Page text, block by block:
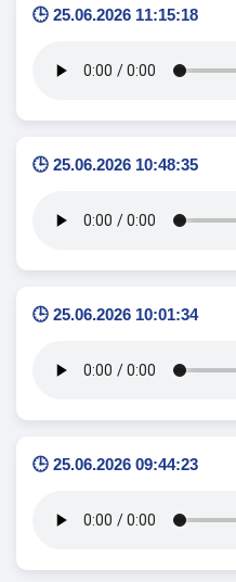
🕒 25.06.2026 11:15:18
🕒 25.06.2026 10:48:35
🕒 25.06.2026 10:01:34
🕒 25.06.2026 09:44:23